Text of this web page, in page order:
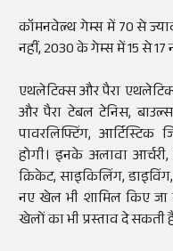
कॉमनवेल्थ गेम्स में 70 से
नहीं, 2030 के गेम्स में 15 से
एथलेटिक्स और पैरा
और पैरा टेबल टेनिस,
पावरलिफ्टिंग, आर्टिस्टिक
होगी। इनके अलावा
क्रिकेट, साइकिलिंग,
नए खेल भी शामिल किए जा
खेलों का भी प्रस्ताव दे सकती